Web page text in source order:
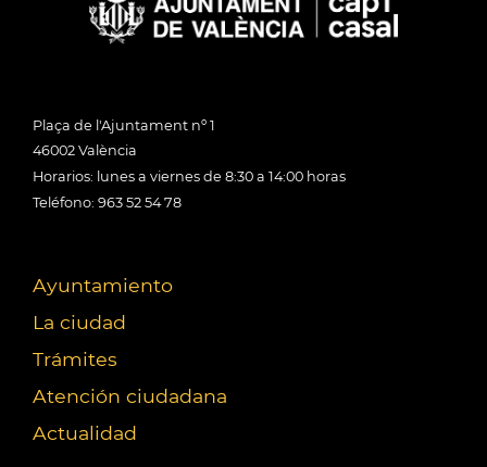
Plaça de l'Ajuntament nº 1
46002 València
Horarios: lunes a viernes de 8:30 a 14:00 horas
Teléfono: 963 52 54 78
Ayuntamiento
La ciudad
Trámites
Atención ciudadana
Actualidad